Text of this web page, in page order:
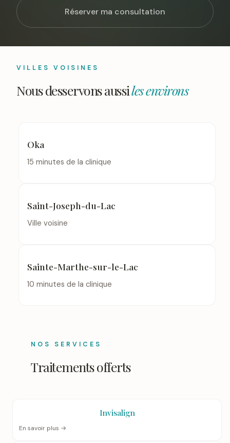
Réserver ma consultation
VILLES VOISINES
Nous desservons aussiles environs
Oka
15 minutes de la clinique
Saint-Joseph-du-Lac
Ville voisine
Sainte-Marthe-sur-le-Lac
10 minutes de la clinique
NOS SERVICES
Traitements offerts
Invisalign
En savoir plus →